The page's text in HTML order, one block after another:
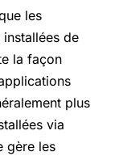
les
de
la façon
plus
via
gère les